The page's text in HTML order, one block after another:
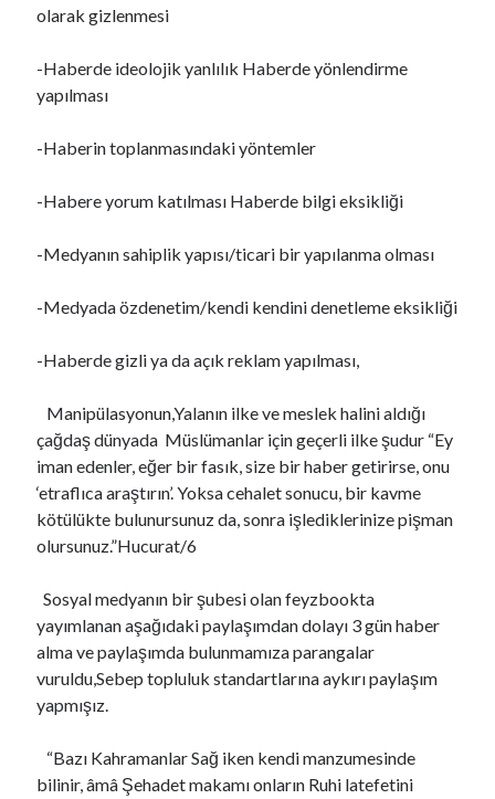
olarak gizlenmesi
-Haberde ideolojik yanlılık Haberde yönlendirme
yapılması
-Haberin toplanmasındaki yöntemler
-Habere yorum katılması Haberde bilgi eksikliği
-Medyanın sahiplik yapısı/ticari bir yapılanma olması
-Medyada özdenetim/kendi kendini denetleme eksikliği
-Haberde gizli ya da açık reklam yapılması,
Manipülasyonun,Yalanın ilke ve meslek halini aldığı
çağdaş dünyada Müslümanlar için geçerli ilke şudur “Ey
iman edenler, eğer bir fasık, size bir haber getirirse, onu
‘etraflıca araştırın’. Yoksa cehalet sonucu, bir kavme
kötülükte bulunursunuz da, sonra işlediklerinize pişman
olursunuz.”Hucurat/6
Sosyal medyanın bir şubesi olan feyzbookta
yayımlanan aşağıdaki paylaşımdan dolayı 3 gün haber
alma ve paylaşımda bulunmamıza parangalar
vuruldu,Sebep topluluk standartlarına aykırı paylaşım
yapmışız.
“Bazı Kahramanlar Sağ iken kendi manzumesinde
bilinir, âmâ Şehadet makamı onların Ruhi latefetini